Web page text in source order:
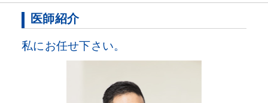
医師紹介
私にお任せ下さい。